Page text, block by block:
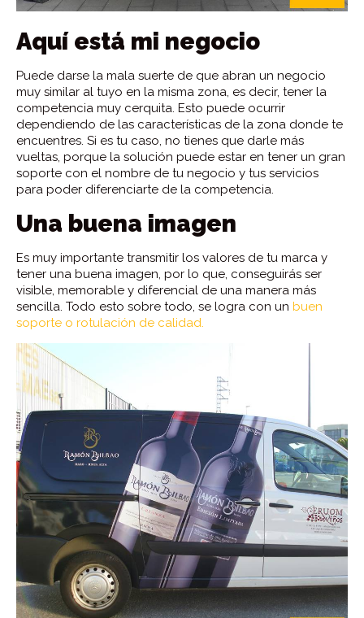
Aquí está mi negocio
Puede darse la mala suerte de que abran un negocio
muy similar al tuyo en la misma zona, es decir, tener la
competencia muy cerquita. Esto puede ocurrir
dependiendo de las características de la zona donde te
encuentres. Si es tu caso, no tienes que darle más
vueltas, porque la solución puede estar en tener un gran
soporte con el nombre de tu negocio y tus servicios
para poder diferenciarte de la competencia.
Una buena imagen
Es muy importante transmitir los valores de tu marca y
tener una buena imagen, por lo que, conseguirás ser
visible, memorable y diferencial de una manera más
sencilla. Todo esto sobre todo, se logra con un buen
soporte o rotulación de calidad.